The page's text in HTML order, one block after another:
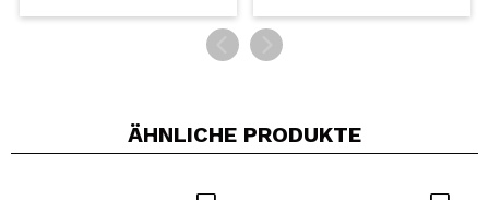
ÄHNLICHE PRODUKTE